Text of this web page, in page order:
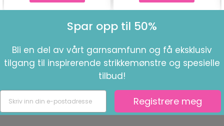
Spar opp til 50%
Bli en del av vårt garnsamfunn og få eksklusiv
tilgang til inspirerende strikkemønstre og spesielle
tilbud!
Registrere meg